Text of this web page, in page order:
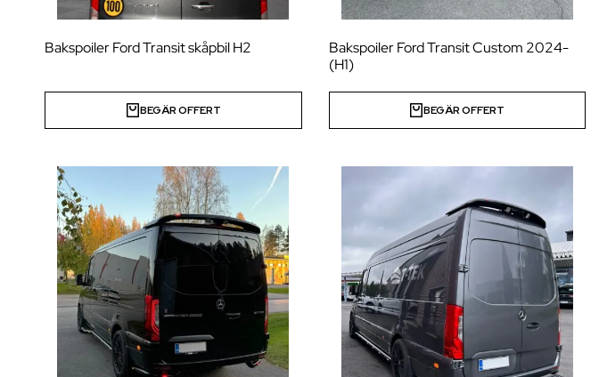
Bakspoiler Ford Transit skåpbil H2
BEGÄR OFFERT
Bakspoiler Ford Transit Custom 2024-
(H1)
BEGÄR OFFERT